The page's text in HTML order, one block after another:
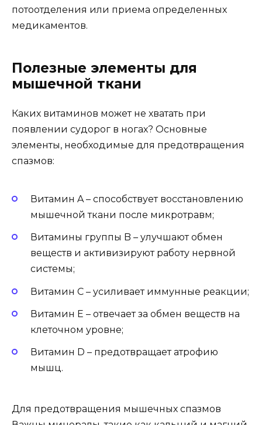
потоотделения или приема определенных
медикаментов.
Полезные элементы для
мышечной ткани
Каких витаминов может не хватать при
появлении судорог в ногах? Основные
элементы, необходимые для предотвращения
спазмов:
Витамин A – способствует восстановлению
мышечной ткани после микротравм;
Витамины группы B – улучшают обмен
веществ и активизируют работу нервной
системы;
Витамин C – усиливает иммунные реакции;
Витамин E – отвечает за обмен веществ на
клеточном уровне;
Витамин D – предотвращает атрофию
мышц.
Для предотвращения мышечных спазмов